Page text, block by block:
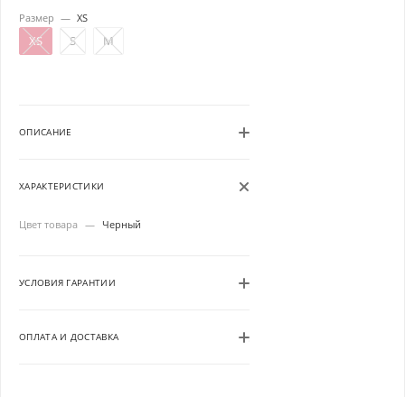
Размер — XS
XS S M
ОПИСАНИЕ
ХАРАКТЕРИСТИКИ
Цвет товара — Черный
УСЛОВИЯ ГАРАНТИИ
ОПЛАТА И ДОСТАВКА